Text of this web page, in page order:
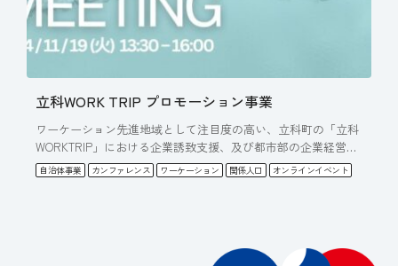
立科WORK TRIP プロモーション事業
ワーケーション先進地域として注目度の高い、立科町の「立科
WORKTRIP」における企業誘致支援、及び都市部の企業経営…
自治体事業 カンファレンス ワーケーション 関係人口 オンラインイベント